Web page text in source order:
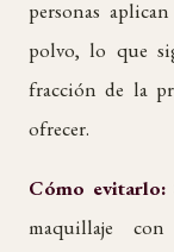
personas
polvo, lo que
fracción de la
ofrecer.
Cómo evitarlo:
maquillaje